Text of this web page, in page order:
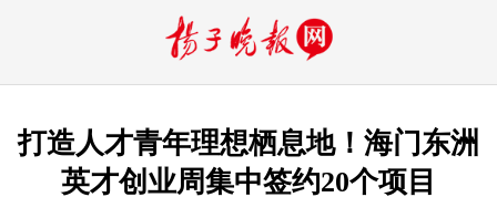
打造人才青年理想栖息地！海门东洲
英才创业周集中签约20个项目